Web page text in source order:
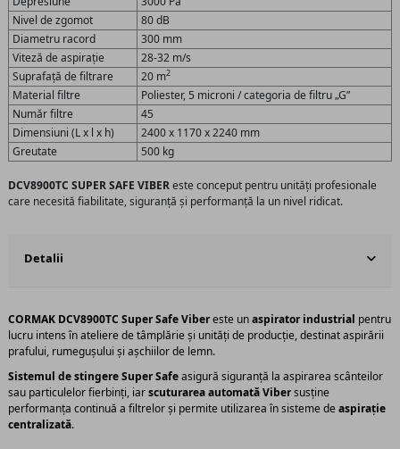
Nivel de zgomot
80 dB
Diametru racord
300 mm
Viteză de aspirație
28-32 m/s
Suprafață de filtrare
20 m2
Material filtre
Poliester, 5 microni / categoria de filtru „G”
Număr filtre
45
Dimensiuni (L x l x h)
2400 x 1170 x 2240 mm
Greutate
500 kg
DCV8900TC SUPER SAFE VIBEReste conceput pentru unități profesionale
care necesită fiabilitate, siguranță și performanță la un nivel ridicat.
Detalii
CORMAK DCV8900TC Super Safe Vibereste unaspirator industrial pentru
lucru intens în ateliere de tâmplărie și unități de producție, destinat aspirării
prafului, rumegușului și așchiilor de lemn.
Sistemul de stingere Super Safeasigură siguranță la aspirarea scânteilor
sau particulelor fierbinți, iarscuturarea automată Vibersusține
performanța continuă a filtrelor și permite utilizarea în sisteme deaspirație
centralizată.